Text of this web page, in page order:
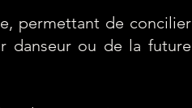
permettant de concilier
danseur ou de la future